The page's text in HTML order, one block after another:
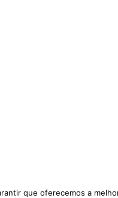
que oferecemos a